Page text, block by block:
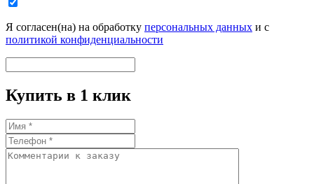
Я согласен(на) на обработку персональных данных и с
политикой конфиденциальности
Купить в 1 клик